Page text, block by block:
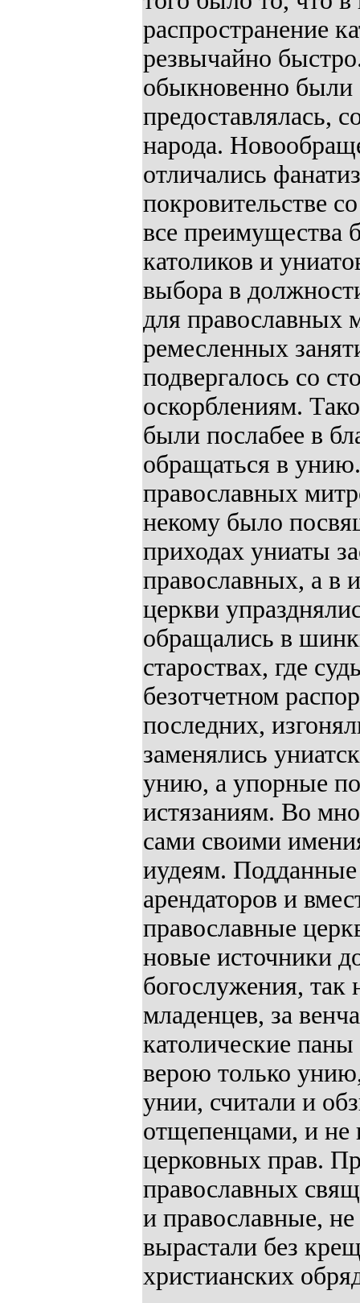
распространение
резвычайно
обыкновенно были
предоставлялась,
народа.
отличались
покровительстве
все преимущества
католиков и
выбора в
для православных
ремесленных
подвергалось со
оскорблениям.
были послабее в
обращаться в
православных
некому было
приходах униаты
православных, а в
церкви
обращались в
староствах, где
безотчетном
последних,
заменялись
унию, а упорные
истязаниям. Во
сами своими
иудеям.
арендаторов и
православные
новые источники
богослужения,
младенцев, за
католические
верою только
унии, считали и
отщепенцами, и не
церковных прав.
православных
и православные,
вырастали без
христианских